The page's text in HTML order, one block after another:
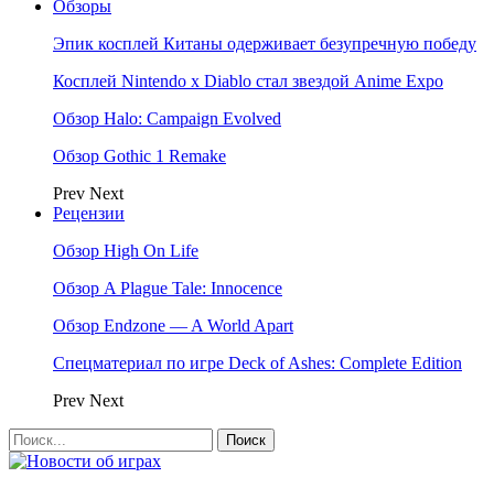
Обзоры
Эпик косплей Китаны одерживает безупречную победу
Косплей Nintendo x Diablo стал звездой Anime Expo
Обзор Halo: Campaign Evolved
Обзор Gothic 1 Remake
Prev Next
Рецензии
Обзор High On Life
Обзор A Plague Tale: Innocence
Обзор Endzone — A World Apart
Спецматериал по игре Deck of Ashes: Complete Edition
Prev Next